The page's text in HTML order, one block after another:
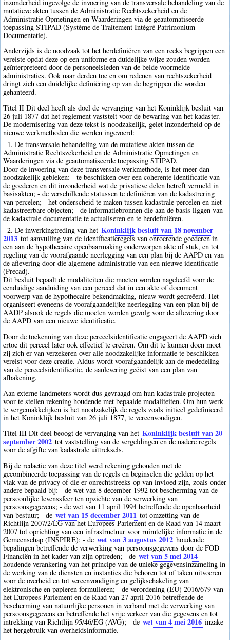
inzonderheid ingevolge de invoering van de transversale behandeling van de
mutatieve akten tussen de Administratie Rechtszekerheid en de
Administratie Opmetingen en Waarderingen via de geautomatiseerde
toepassing STIPAD (Système de Traitement Intégré Patrimonium
Documentatie).
Anderzijds is de noodzaak tot het herdefiniëren van een reeks begrippen een
vereiste opdat deze op een uniforme en duidelijke wijze zouden worden
geïnterpreteerd door de personeelsleden van de beide voormelde
administraties. Ook naar derden toe en om redenen van rechtszekerheid
dringt zich een duidelijke definiëring op van de begrippen die worden
gehanteerd.
Titel II Dit deel heeft als doel de vervanging van het Koninklijk besluit van
26 juli 1877 dat het reglement vaststelt voor de bewaring van het kadaster.
De modernisering van deze tekst is noodzakelijk, gelet inzonderheid op de
nieuwe werkmethoden die werden ingevoerd:
1. De transversale behandeling van de mutatieve akten tussen de
Administratie Rechtszekerheid en de Administratie Opmetingen en
Waarderingen via de geautomatiseerde toepassing STIPAD.
Door de invoering van deze transversale werkmethode, is het meer dan
noodzakelijk gebleken: - te beschikken over een coherente identificatie van
de goederen en dit inzonderheid wat de privatieve delen betreft vermeld in
basisakten; - de verschillende statussen te definiëren van de kadastrering
van percelen; - het onderscheid te maken tussen kadastrale percelen en niet
kadastreerbare objecten; - de informatiebronnen die aan de basis liggen van
de kadastrale documentatie te actualiseren en te herdefiniëren.
2. De inwerkingtreding van het Koninklijk besluit van 18 november
2013 tot aanvulling van de identificatieregels van onroerende goederen in
een aan de hypothecaire openbaarmaking onderworpen akte of stuk, en tot
regeling van de voorafgaande neerlegging van een plan bij de AAPD en van
de aflevering door die algemene administratie van een nieuwe identificatie
(Precad).
Dit besluit bepaalt de modaliteiten die moeten worden nageleefd voor de
eenduidige aanduiding van een perceel dat in een akte of document
voorwerp van de hypothecaire bekendmaking, nieuw wordt gecreëerd. Het
organiseert eveneens de voorafgaandelijke neerlegging van een plan bij de
AADP alsook de regels die moeten worden gevolg voor de aflevering door
de AAPD van een nieuwe identificatie.
Door de toekenning van deze perceelsidentificatie engageert de AAPD zich
ertoe dit perceel later ook effectief te creëren. Om dit te kunnen doen moet
zij zich er van verzekeren over alle noodzakelijke informatie te beschikken
vereist voor deze creatie. Aldus wordt voorafgaandelijk aan de mededeling
van de perceelsidentificatie, de aanlevering geëist van een plan van
afbakening.
Aan externe landmeters wordt dus gevraagd om hun kadastrale projecten
voor te stellen rekening houdende met bepaalde modaliteiten. Om hun werk
te vergemakkelijken is het noodzakelijk de regels zoals initieel gedefinieerd
in het Koninklijk besluit van 26 juli 1877, te vereenvoudigen.
Titel III Dit deel beoogt de vervanging van het Koninklijk besluit van 20
september 2002 tot vaststelling van de vergeldingen en de nadere regels
voor de afgifte van kadastrale uittreksels.
Bij de redactie van deze titel werd rekening gehouden met de
gecombineerde toepassing van de regels en beginselen die gelden op het
vlak van de privacy of die er onrechtstreeks op van invloed zijn, zoals onder
andere bepaald bij: - de wet van 8 december 1992 tot bescherming van de
persoonlijke levenssfeer ten opzichte van de verwerking van
persoonsgegevens; - de wet van 11 april 1994 betreffende de openbaarheid
van bestuur; - de wet van 15 december 2011 tot omzetting van de
Richtlijn 2007/2/EG van het Europees Parlement en de Raad van 14 maart
2007 tot oprichting van een infrastructuur voor ruimtelijke informatie in de
Gemeenschap (INSPIRE); - de wet van 3 augustus 2012 houdende
bepalingen betreffende de verwerking van persoonsgegevens door de FOD
Financiën in het kader van zijn optreden; - de wet van 5 mei 2014
houdende verankering van het principe van de unieke gegevensinzameling in
de werking van de diensten en instanties die behoren tot of taken uitvoeren
voor de overheid en tot vereenvoudiging en gelijkschakeling van
elektronische en papieren formulieren; - de verordening (EU) 2016/679 van
het Europees Parlement en de Raad van 27 april 2016 betreffende de
bescherming van natuurlijke personen in verband met de verwerking van
persoonsgegevens en betreffende het vrije verkeer van die gegevens en tot
intrekking van Richtlijn 95/46/EG (AVG); - de wet van 4 mei 2016 inzake
het hergebruik van overheidsinformatie.